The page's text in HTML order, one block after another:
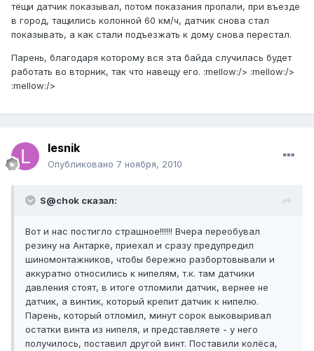
тёщи датчик показывал, потом показания пропали, при въезде
в город, тащились колонной 60 км/ч, датчик снова стал
показывать, а как стали подъезжать к дому снова перестал.
Парень, благодаря которому вся эта байда случилась будет
работать во вторник, так что навещу его. :mellow:/> :mellow:/>
:mellow:/>
lesnik
Опубликовано 7 ноября, 2010
S@chok сказал:
Вот и нас постигло страшное!!!!!! Вчера переобувал
резину на Антарке, приехал и сразу предупредил
шиномонтажников, чтобы бережно разбортовывали и
аккуратно относились к нипелям, т.к. там датчики
давления стоят, в итоге отломили датчик, вернее не
датчик, а винтик, который крепит датчик к нипелю.
Парень, который отломил, минут сорок выковыривал
остатки винта из нипеля, и представляете - у него
получилось, поставил другой винт. Поставили колёса,